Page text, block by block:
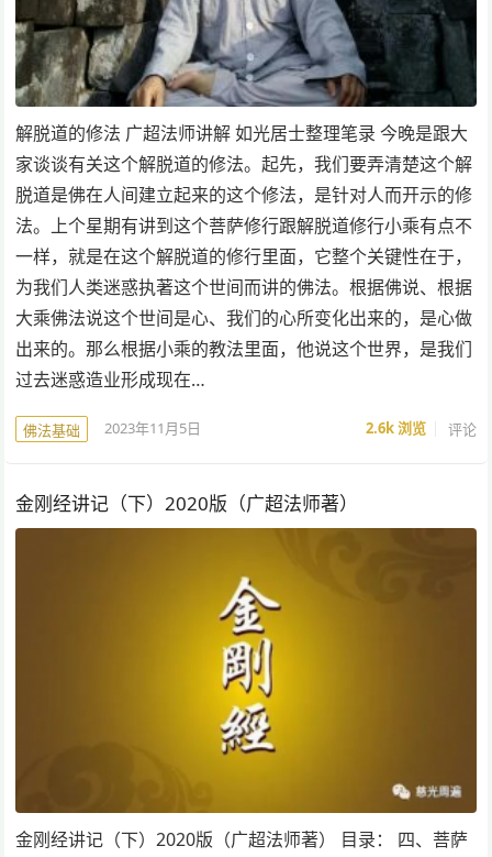
解脱道的修法 广超法师讲解 如光居士整理笔录 今晚是跟大
家谈谈有关这个解脱道的修法。起先，我们要弄清楚这个解
脱道是佛在人间建立起来的这个修法，是针对人而开示的修
法。上个星期有讲到这个菩萨修行跟解脱道修行小乘有点不
一样，就是在这个解脱道的修行里面，它整个关键性在于，
为我们人类迷惑执著这个世间而讲的佛法。根据佛说、根据
大乘佛法说这个世间是心、我们的心所变化出来的，是心做
出来的。那么根据小乘的教法里面，他说这个世界，是我们
过去迷惑造业形成现在…
佛法基础 2023年11月5日 2.6k浏览 评论
金刚经讲记（下）2020版（广超法师著）
金刚经讲记（下）2020版（广超法师著） 目录： 四、菩萨